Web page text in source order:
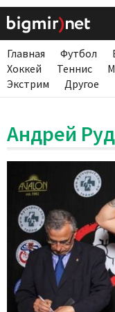
Главная Футбол
Хоккей
Теннис
Экстрим
Другое
Андрей